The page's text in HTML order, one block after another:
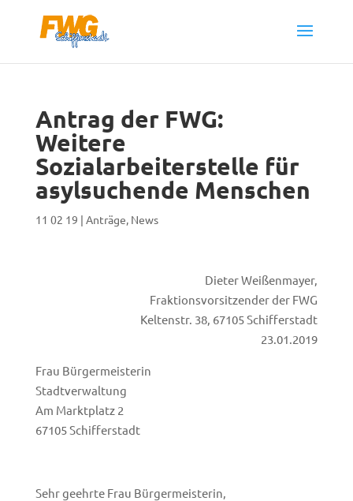
Antrag der FWG:
Weitere
Sozialarbeiterstelle für
asylsuchende Menschen
11 02 19 | Anträge, News
Dieter Weißenmayer,
Fraktionsvorsitzender der FWG
Keltenstr. 38, 67105 Schifferstadt
23.01.2019
Frau Bürgermeisterin
Stadtverwaltung
Am Marktplatz 2
67105 Schifferstadt
Sehr geehrte Frau Bürgermeisterin,